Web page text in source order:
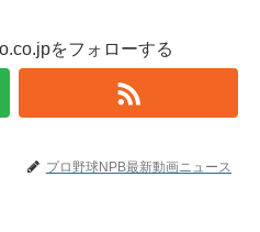
をフォローする
プロ野球NPB最新動画ニュース